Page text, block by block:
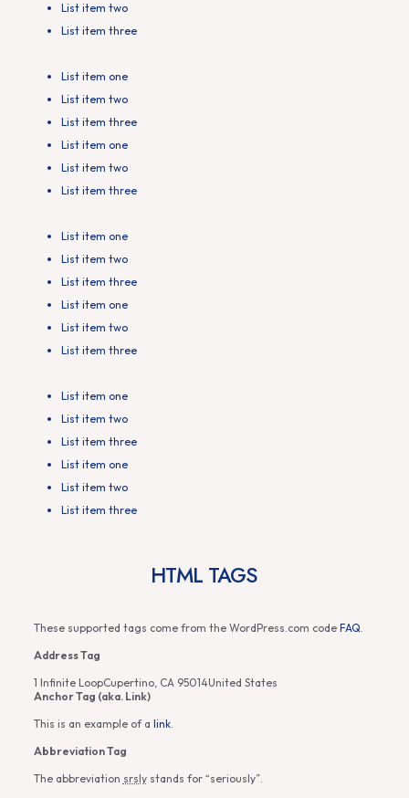
List item two
List item three
List item one
List item two
List item three
List item one
List item two
List item three
List item one
List item two
List item three
List item one
List item two
List item three
List item one
List item two
List item three
List item one
List item two
List item three
HTML TAGS
These supported tags come from the WordPress.com code FAQ.
Address Tag
1 Infinite LoopCupertino, CA 95014United States
Anchor Tag (aka. Link)
This is an example of a link.
Abbreviation Tag
The abbreviation srslystands for “seriously”.